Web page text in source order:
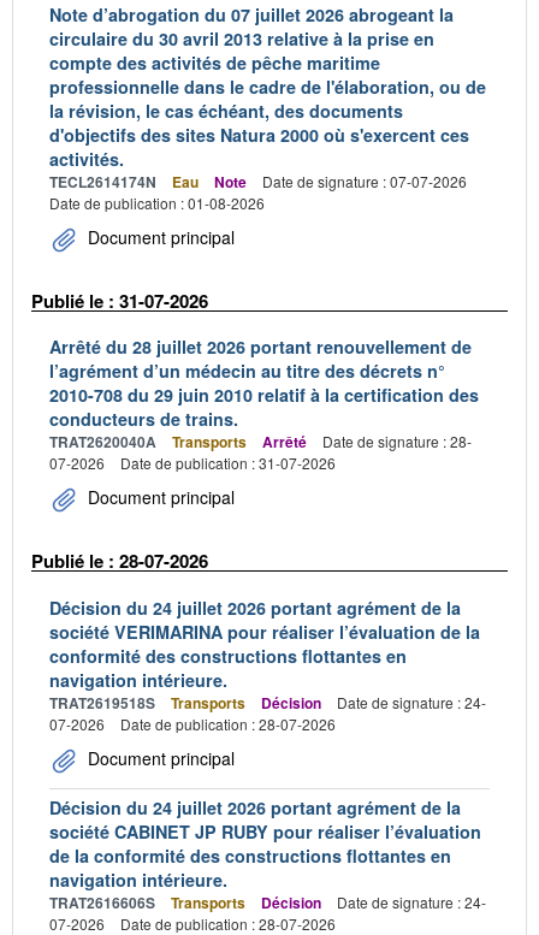
Note d’abrogation du 07 juillet 2026 abrogeant la
circulaire du 30 avril 2013 relative à la prise en
compte des activités de pêche maritime
professionnelle dans le cadre de l'élaboration, ou de
la révision, le cas échéant, des documents
d'objectifs des sites Natura 2000 où s'exercent ces
activités.
TECL2614174N Eau Note
Date de signature : 07-07-2026
Date de publication : 01-08-2026
Document principal
Publié le : 31-07-2026
Arrêté du 28 juillet 2026 portant renouvellement de
l’agrément d’un médecin au titre des décrets n°
2010-708 du 29 juin 2010 relatif à la certification des
conducteurs de trains.
TRAT2620040A Transports Arrêté
Date de signature : 28-
07-2026
Date de publication : 31-07-2026
Document principal
Publié le : 28-07-2026
Décision du 24 juillet 2026 portant agrément de la
société VERIMARINA pour réaliser l’évaluation de la
conformité des constructions flottantes en
navigation intérieure.
TRAT2619518S Transports Décision
Date de signature : 24-
07-2026
Date de publication : 28-07-2026
Document principal
Décision du 24 juillet 2026 portant agrément de la
société CABINET JP RUBY pour réaliser l’évaluation
de la conformité des constructions flottantes en
navigation intérieure.
TRAT2616606S Transports Décision
Date de signature : 24-
07-2026
Date de publication : 28-07-2026